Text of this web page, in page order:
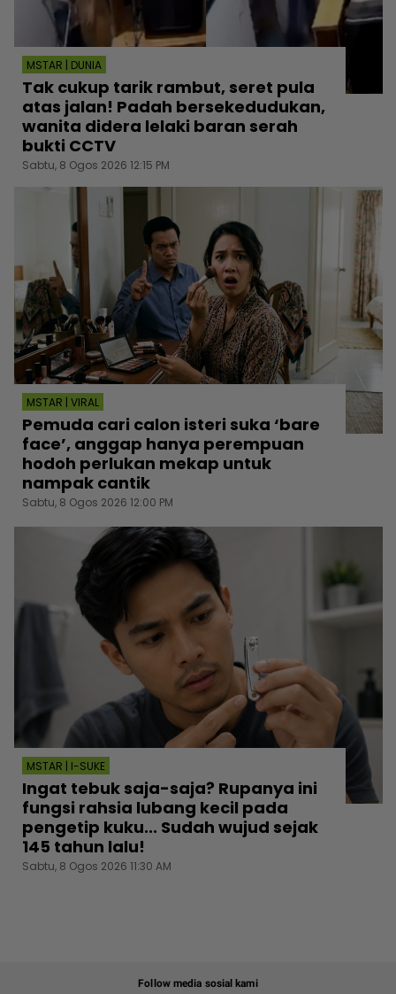
MSTAR | DUNIA
Tak cukup tarik rambut, seret pula
atas jalan! Padah bersekedudukan,
wanita didera lelaki baran serah
bukti CCTV
Sabtu, 8 Ogos 2026 12:15 PM
MSTAR | VIRAL
Pemuda cari calon isteri suka ‘bare
face’, anggap hanya perempuan
hodoh perlukan mekap untuk
nampak cantik
Sabtu, 8 Ogos 2026 12:00 PM
MSTAR | I-SUKE
Ingat tebuk saja-saja? Rupanya ini
fungsi rahsia lubang kecil pada
pengetip kuku... Sudah wujud sejak
145 tahun lalu!
Sabtu, 8 Ogos 2026 11:30 AM
Follow media sosial kami